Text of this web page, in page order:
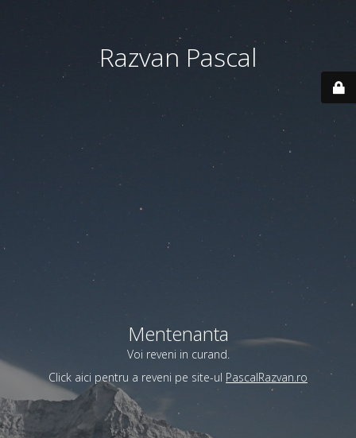
Razvan Pascal
Mentenanta
Voi reveni in curand.
Click aici pentru a reveni pe site-ul PascalRazvan.ro